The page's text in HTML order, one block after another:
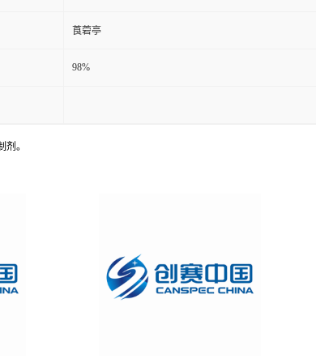
莨菪亭
98%
剂。